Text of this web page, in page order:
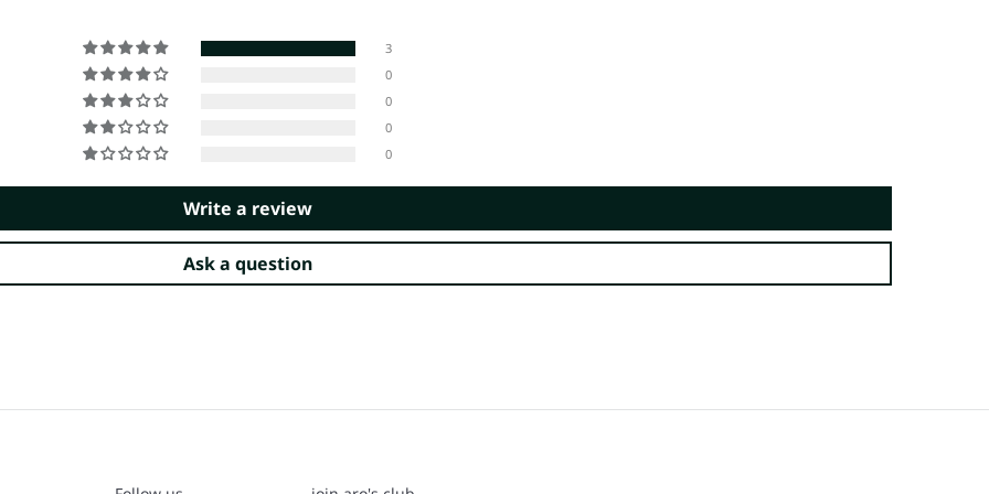
3
0
0
0
0
Write a review
Ask a question